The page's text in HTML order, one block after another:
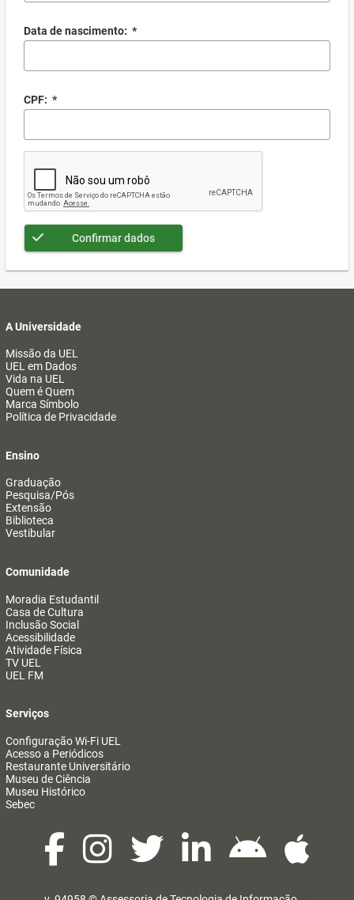
Data de nascimento: *
CPF: *
Confirmar dados
A Universidade
Missão da UEL
UEL em Dados
Vida na UEL
Quem é Quem
Marca Símbolo
Política de Privacidade
Ensino
Graduação
Pesquisa/Pós
Extensão
Biblioteca
Vestibular
Comunidade
Moradia Estudantil
Casa de Cultura
Inclusão Social
Acessibilidade
Atividade Física
TV UEL
UEL FM
Serviços
Configuração Wi-Fi UEL
Acesso a Periódicos
Restaurante Universitário
Museu de Ciência
Museu Histórico
Sebec